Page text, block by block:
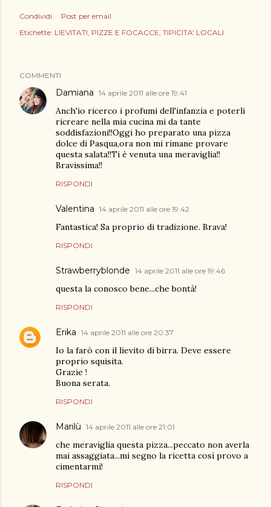
Condividi
Post per email
Etichette: LIEVITATI PIZZE E FOCACCE TIPICITA' LOCALI
COMMENTI
Damiana 14 aprile 2011 alle ore 19:41
Anch'io ricerco i profumi dell'infanzia e poterli
ricreare nella mia cucina mi da tante
soddisfazioni!!Oggi ho preparato una pizza
dolce di Pasqua,ora non mi rimane provare
questa salata!!Ti è venuta una meraviglia!!
Bravissima!!
RISPONDI
Valentina 14 aprile 2011 alle ore 19:42
Fantastica! Sa proprio di tradizione. Brava!
RISPONDI
Strawberryblonde 14 aprile 2011 alle ore 19:46
questa la conosco bene...che bontà!
RISPONDI
Erika 14 aprile 2011 alle ore 20:37
Io la farò con il lievito di birra. Deve essere
proprio squisita.
Grazie !
Buona serata.
RISPONDI
Marilù 14 aprile 2011 alle ore 21:01
che meraviglia questa pizza...peccato non averla
mai assaggiata...mi segno la ricetta così provo a
cimentarmi!
RISPONDI